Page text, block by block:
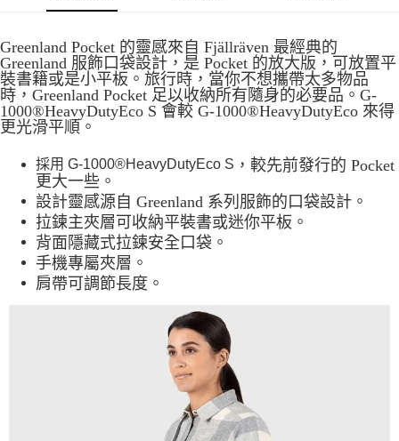
每筆NT$60，滿NT$490(含以上)免運費
7-11取貨付款
每筆NT$60，滿NT$490(含以上)免運費
付款後7-11取貨
每筆NT$60，滿NT$490(含以上)免運費
宅配
每筆NT$80，滿NT$490(含以上)免運費
離島宅配
每筆NT$80，滿NT$490(含以上)免運費
付款後門市自取
Greenland Pocket 的靈感來自 Fjällräven 最經典的
Greenland 服飾口袋設計，是 Pocket 的放大版，可放置平
裝書籍或是小平板。旅行時，當你不想攜帶太多物品
時，Greenland Pocket 足以收納所有隨身的必要品。G-
1000®HeavyDutyEco S 會較 G-1000®HeavyDutyEco 來得
更光滑平順。
採用 G-1000®HeavyDutyEco S ，較先前發行的 Pocket
更大一些。
設計靈感源自 Greenland 系列服飾的口袋設計。
拉鍊主夾層可收納平裝書或迷你平板。
背面隱藏式拉鍊安全口袋。
手機專屬夾層。
肩帶可調節長度。